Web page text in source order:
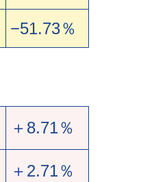
−51.73％
＋8.71％
＋2.71％